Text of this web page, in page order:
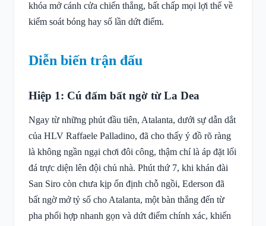
khóa mở cánh cửa chiến thắng, bất chấp mọi lợi thế về
kiểm soát bóng hay số lần dứt điểm.
Diễn biến trận đấu
Hiệp 1: Cú đấm bất ngờ từ La Dea
Ngay từ những phút đầu tiên, Atalanta, dưới sự dẫn dắt
của HLV Raffaele Palladino, đã cho thấy ý đồ rõ ràng
là không ngần ngại chơi đôi công, thậm chí là áp đặt lối
đá trực diện lên đội chủ nhà. Phút thứ 7, khi khán đài
San Siro còn chưa kịp ổn định chỗ ngồi, Ederson đã
bất ngờ mở tỷ số cho Atalanta, một bàn thắng đến từ
pha phối hợp nhanh gọn và dứt điểm chính xác, khiến